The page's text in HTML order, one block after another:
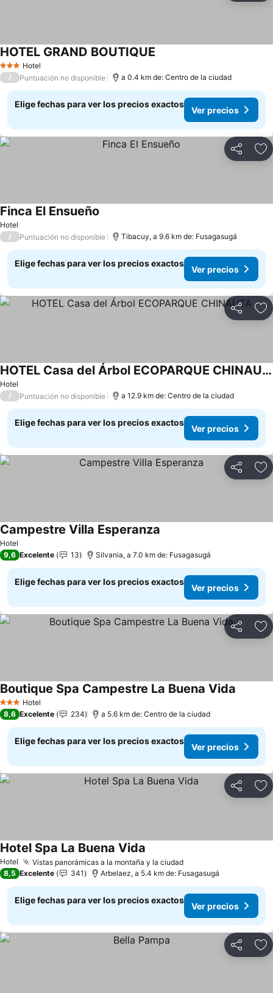
3 Estrellas
Hotel
HOTEL GRAND BOUTIQUE
/ Puntuación no disponible a 0.4 km de: Centro de la ciudad
Elige fechas para ver los precios exactos
Ver precios
Compartir
Hotel
Finca El Ensueño
/ Puntuación no disponible Tibacuy, a 9.6 km de: Fusagasugá
Elige fechas para ver los precios exactos
Ver precios
Compartir
Hotel
HOTEL Casa del Árbol ECOPARQUE CHINAUTA
/ Puntuación no disponible a 12.9 km de: Centro de la ciudad
Elige fechas para ver los precios exactos
Ver precios
Compartir
Hotel
Campestre Villa Esperanza
9,6 Excelente 13 Silvania, a 7.0 km de: Fusagasugá
Elige fechas para ver los precios exactos
Ver precios
Compartir
3 Estrellas
Hotel
Boutique Spa Campestre La Buena Vida
8,6 Excelente 234 a 5.6 km de: Centro de la ciudad
Elige fechas para ver los precios exactos
Ver precios
Compartir
Hotel Vistas panorámicas a la montaña y la ciudad
Hotel Spa La Buena Vida
8,5 Excelente 341 Arbelaez, a 5.4 km de: Fusagasugá
Elige fechas para ver los precios exactos
Ver precios
Compartir